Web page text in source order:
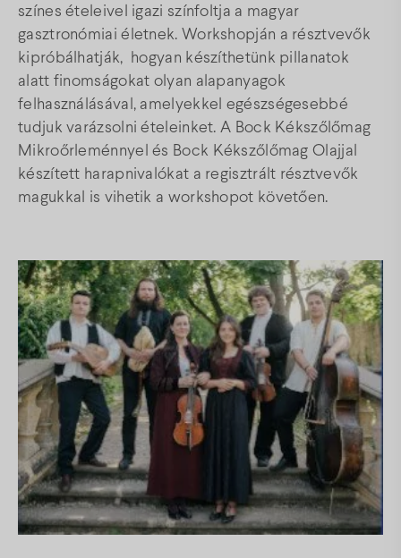
színes ételeivel igazi színfoltja a magyar
gasztronómiai életnek. Workshopján a résztvevők
kipróbálhatják, hogyan készíthetünk pillanatok
alatt finomságokat olyan alapanyagok
felhasználásával, amelyekkel egészségesebbé
tudjuk varázsolni ételeinket. A Bock Kékszőlőmag
Mikroőrleménnyel és Bock Kékszőlőmag Olajjal
készített harapnivalókat a regisztrált résztvevők
magukkal is vihetik a workshopot követően.